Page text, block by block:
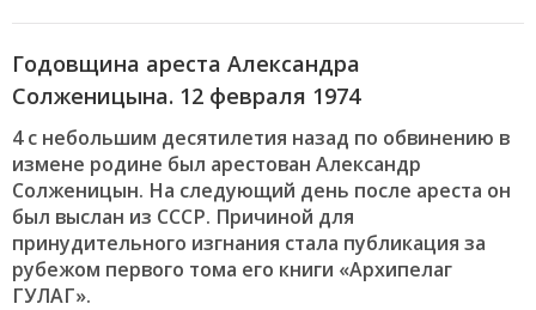
Годовщина ареста Александра
Солженицына. 12 февраля 1974
4 с небольшим десятилетия назад по обвинению в
измене родине был арестован Александр
Солженицын. На следующий день после ареста он
был выслан из СССР. Причиной для
принудительного изгнания стала публикация за
рубежом первого тома его книги «Архипелаг
ГУЛАГ».